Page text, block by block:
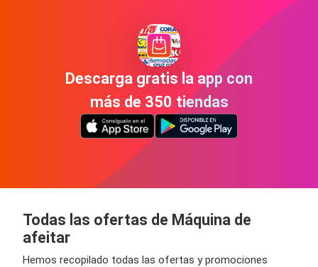
Descarga gratis la app con
más de 350 tiendas
Todas las ofertas de Máquina de
afeitar
Hemos recopilado todas las ofertas y promociones